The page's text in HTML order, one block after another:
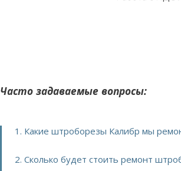
Часто задаваемые вопросы:
1. Какие штроборезы Калибр мы
2. Сколько будет стоить ремонт